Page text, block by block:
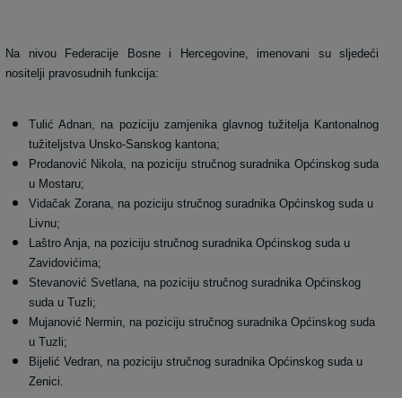
Na nivou Federacije Bosne i Hercegovine, imenovani su sljedeći
nositelji pravosudnih funkcija:
Tulić Adnan, na poziciju zamjenika glavnog tužitelja Kantonalnog
tužiteljstva Unsko-Sanskog kantona;
Prodanović Nikola, na poziciju stručnog suradnika Općinskog suda
u Mostaru;
Vidačak Zorana, na poziciju stručnog suradnika Općinskog suda u
Livnu;
Laštro Anja, na poziciju stručnog suradnika Općinskog suda u
Zavidovićima;
Stevanović Svetlana, na poziciju stručnog suradnika Općinskog
suda u Tuzli;
Mujanović Nermin, na poziciju stručnog suradnika Općinskog suda
u Tuzli;
Bijelić Vedran, na poziciju stručnog suradnika Općinskog suda u
Zenici.